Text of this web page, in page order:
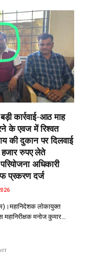
कार्रवाई-आठ माह
के एवज में रिश्वत
की दुकान पर दिलवाई
हजार रुपए लेते
अधिकारी
प्रकरण दर्ज
लोकायुक्त
मनोज कुमार…